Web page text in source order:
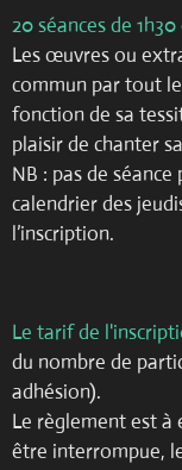
20 séances de 1h30
Les œuvres ou
commun par tout
fonction de sa
plaisir de chanter
NB : pas de
calendrier des
l’inscription.
Le tarif de
du nombre de
adhésion).
Le règlement est à
être interrompue,